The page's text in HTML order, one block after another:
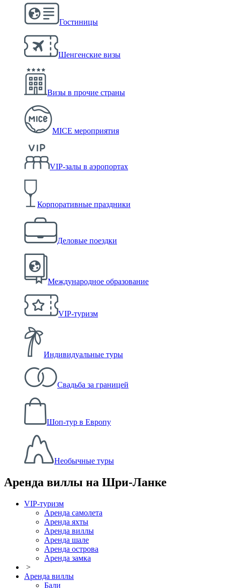
Гостиницы
Шенгенские визы
Визы в прочие страны
MICE мероприятия
VIP-залы в аэропортах
Корпоративные праздники
Деловые поездки
Международное образование
VIP-туризм
Индивидуальные туры
Свадьба за границей
Шоп-тур в Европу
Необычные туры
Аренда виллы на Шри-Ланке
VIP-туризм
Аренда самолета
Аренда яхты
Аренда виллы
Аренда шале
Аренда острова
Аренда замка
>
Аренда виллы
Бали